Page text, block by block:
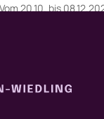
20.10. bis